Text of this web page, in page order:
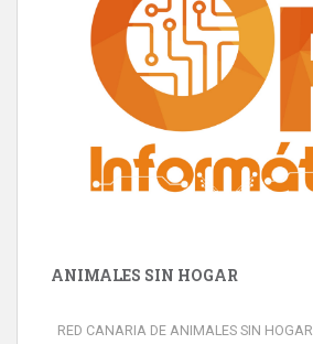
ANIMALES SIN HOGAR
RED CANARIA DE ANIMALES SIN